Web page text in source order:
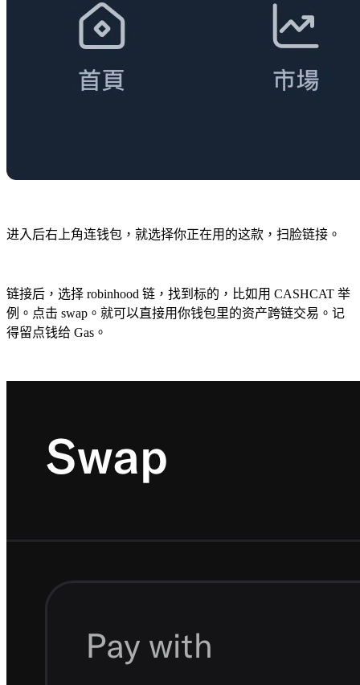
进入后右上角连钱包，就选择你正在用的这款，扫脸链接。
链接后，选择 robinhood 链，找到标的，比如用 CASHCAT 举
例。点击 swap。就可以直接用你钱包里的资产跨链交易。记
得留点钱给 Gas。